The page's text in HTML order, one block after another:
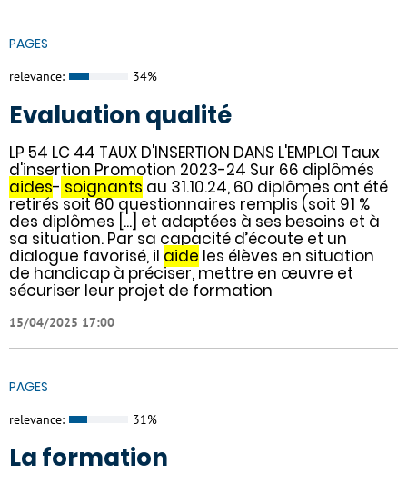
PAGES
relevance: 34%
Evaluation qualité
LP 54 LC 44 TAUX D'INSERTION DANS L'EMPLOI Taux
d'insertion Promotion 2023-24 Sur 66 diplômés
aides- soignants au 31.10.24, 60 diplômes ont été
retirés soit 60 questionnaires remplis (soit 91 %
des diplômes [...] et adaptées à ses besoins et à
sa situation. Par sa capacité d’écoute et un
dialogue favorisé, il aide les élèves en situation
de handicap à préciser, mettre en œuvre et
sécuriser leur projet de formation
15/04/2025 17:00
PAGES
relevance: 31%
La formation